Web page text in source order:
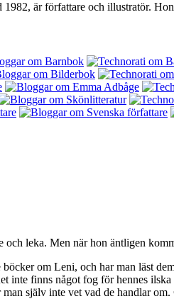
är författare och illustratör.
leka. Men när hon äntligen
om Leni, och har man läst
inte finns något fog för hennes
man själv inte vet vad de handlar